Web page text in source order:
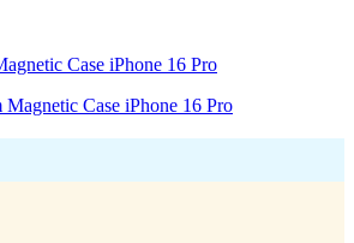
Case iPhone 16 Pro